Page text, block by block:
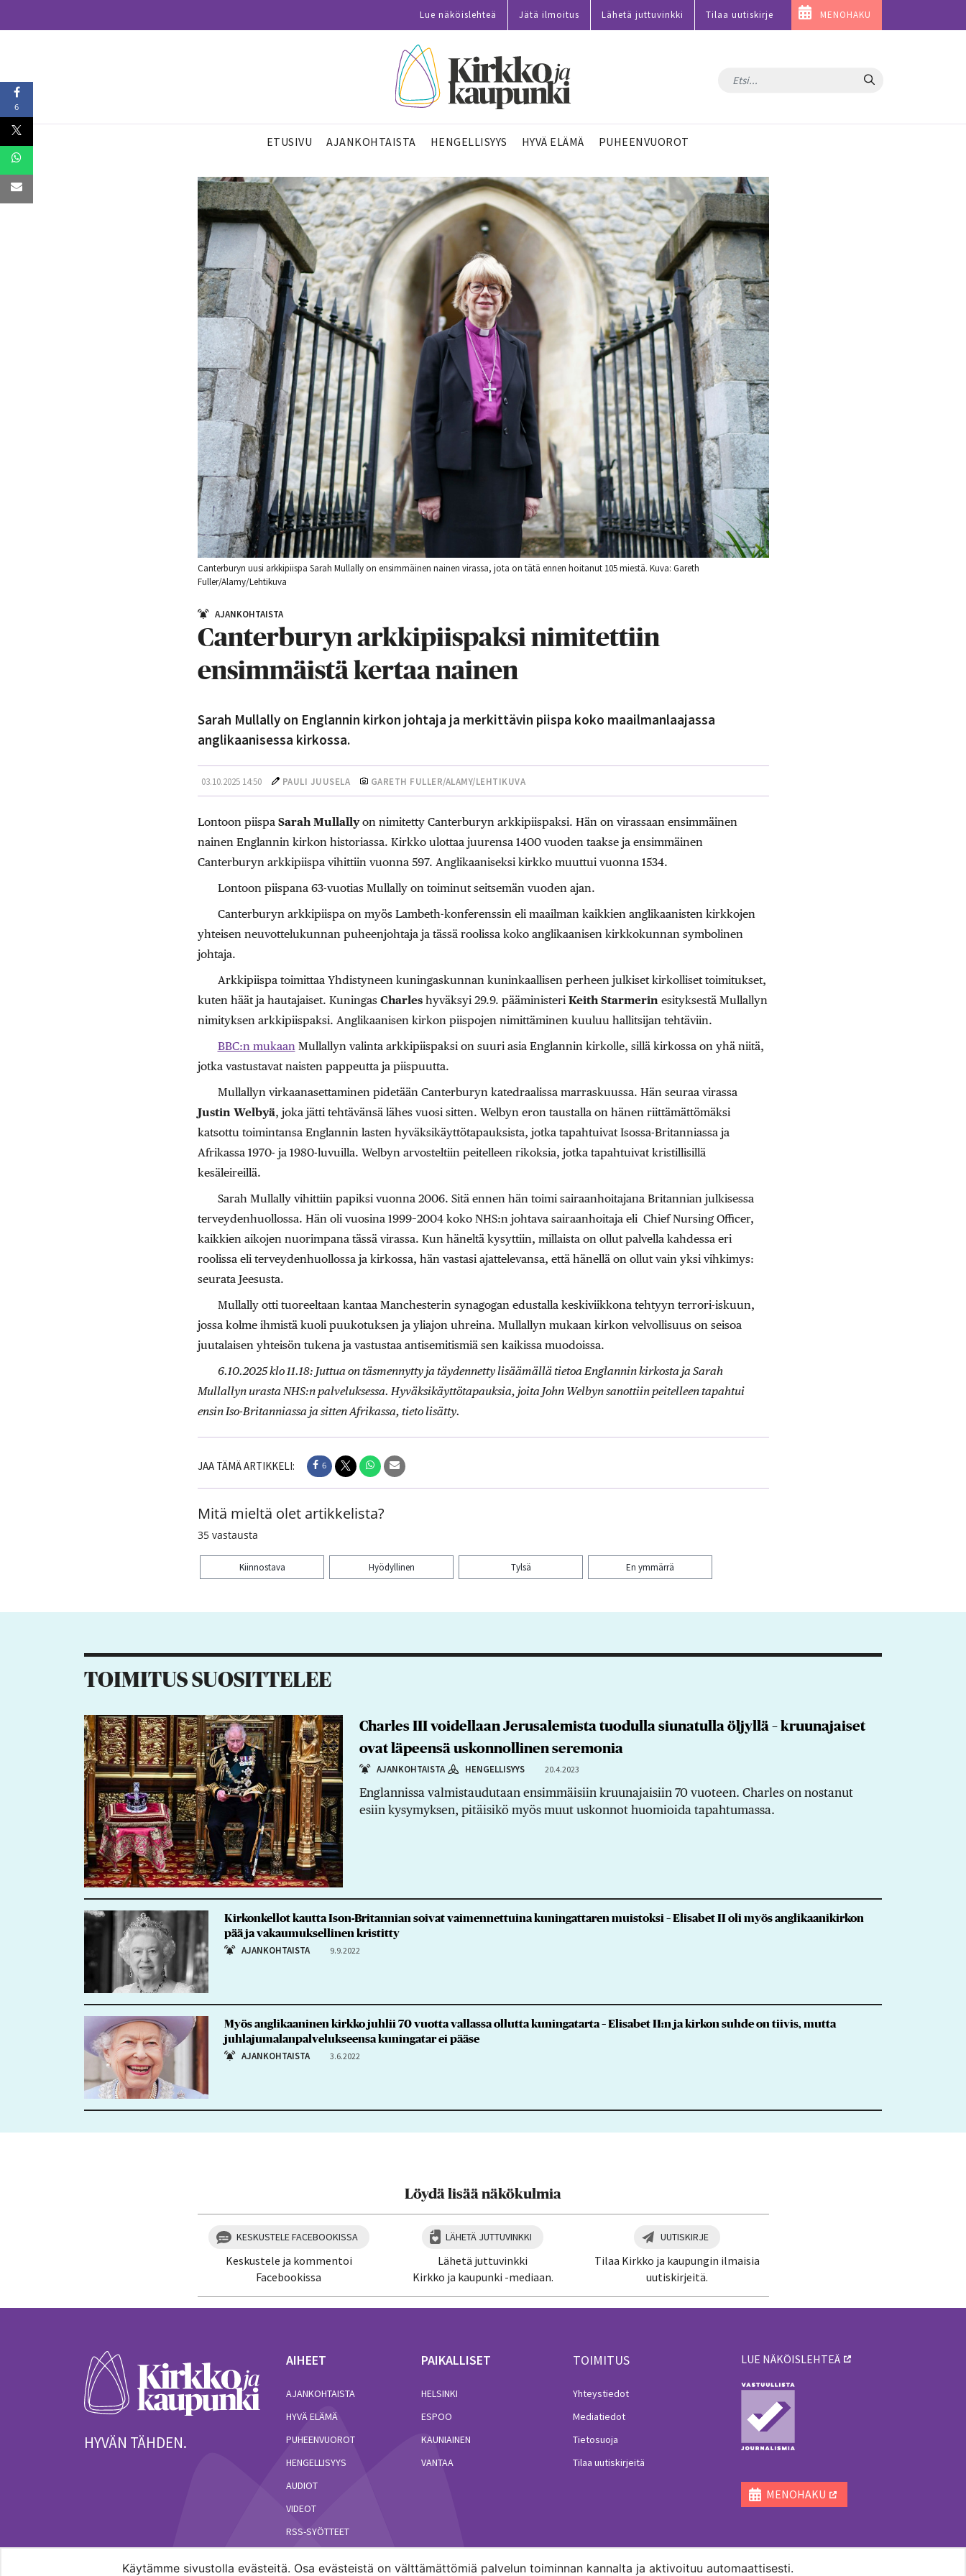
Käytämme sivustolla evästeitä. Osa evästeistä on välttämättömiä palvelun toiminnan kannalta ja aktivoituu automaattisesti.
Lue näköislehteä Jätä ilmoitus Lähetä juttuvinkki Tilaa uutiskirje MENOHAKU
Hae
ETUSIVU AJANKOHTAISTA HENGELLISYYS HYVÄ ELÄMÄ PUHEENVUOROT
Canterburyn uusi arkkipiispa Sarah Mullally on ensimmäinen nainen virassa, jota on tätä ennen hoitanut 105 miestä. Kuva: Gareth
Fuller/Alamy/Lehtikuva
AJANKOHTAISTA
Canterburyn arkkipiispaksi nimitettiin
ensimmäistä kertaa nainen
Sarah Mullally on Englannin kirkon johtaja ja merkittävin piispa koko maailmanlaajassa
anglikaanisessa kirkossa.
03.10.2025 14:50 PAULI JUUSELA GARETH FULLER/ALAMY/LEHTIKUVA
Lontoon piispa Sarah Mullallyon nimitetty Canterburyn arkkipiispaksi. Hän on virassaan ensimmäinen
nainen Englannin kirkon historiassa. Kirkko ulottaa juurensa 1400 vuoden taakse ja ensimmäinen
Canterburyn arkkipiispa vihittiin vuonna 597. Anglikaaniseksi kirkko muuttui vuonna 1534.
Lontoon piispana 63-vuotias Mullally on toiminut seitsemän vuoden ajan.
Canterburyn arkkipiispa on myös Lambeth-konferenssin eli maailman kaikkien anglikaanisten kirkkojen
yhteisen neuvottelukunnan puheenjohtaja ja tässä roolissa koko anglikaanisen kirkkokunnan symbolinen
johtaja.
Arkkipiispa toimittaa Yhdistyneen kuningaskunnan kuninkaallisen perheen julkiset kirkolliset toimitukset,
kuten häät ja hautajaiset. Kuningas Charles hyväksyi 29.9. pääministeri Keith Starmerinesityksestä Mullallyn
nimityksen arkkipiispaksi. Anglikaanisen kirkon piispojen nimittäminen kuuluu hallitsijan tehtäviin.
BBC:n mukaanMullallyn valinta arkkipiispaksi on suuri asia Englannin kirkolle, sillä kirkossa on yhä niitä,
jotka vastustavat naisten pappeutta ja piispuutta.
Mullallyn virkaanasettaminen pidetään Canterburyn katedraalissa marraskuussa. Hän seuraa virassa
Justin Welbyä, joka jätti tehtävänsä lähes vuosi sitten. Welbyn eron taustalla on hänen riittämättömäksi
katsottu toimintansa Englannin lasten hyväksikäyttötapauksista, jotka tapahtuivat Isossa-Britanniassa ja
Afrikassa 1970- ja 1980-luvuilla. Welbyn arvosteltiin peitelleen rikoksia, jotka tapahtuivat kristillisillä
kesäleireillä.
Sarah Mullally vihittiin papiksi vuonna 2006. Sitä ennen hän toimi sairaanhoitajana Britannian julkisessa
terveydenhuollossa. Hän oli vuosina 1999–2004 koko NHS:n johtava sairaanhoitaja eli Chief Nursing Officer,
kaikkien aikojen nuorimpana tässä virassa. Kun häneltä kysyttiin, millaista on ollut palvella kahdessa eri
roolissa eli terveydenhuollossa ja kirkossa, hän vastasi ajattelevansa, että hänellä on ollut vain yksi vihkimys:
seurata Jeesusta.
Mullally otti tuoreeltaan kantaa Manchesterin synagogan edustalla keskiviikkona tehtyyn terrori-iskuun,
jossa kolme ihmistä kuoli puukotuksen ja yliajon uhreina. Mullallyn mukaan kirkon velvollisuus on seisoa
juutalaisen yhteisön tukena ja vastustaa antisemitismiä sen kaikissa muodoissa.
6.10.2025 klo 11.18: Juttua on täsmennytty ja täydennetty lisäämällä tietoa Englannin kirkosta ja Sarah
Mullallyn urasta NHS:n palveluksessa. Hyväksikäyttötapauksia, joita John Welbyn sanottiin peitelleen tapahtui
ensin Iso-Britanniassa ja sitten Afrikassa, tieto lisätty.
JAA TÄMÄ ARTIKKELI: 6
Mitä mieltä olet artikkelista?
35 vastausta
Kiinnostava Hyödyllinen Tylsä En ymmärrä
6
TOIMITUS SUOSITTELEE
Charles III voidellaan Jerusalemista tuodulla siunatulla öljyllä – kruunajaiset
ovat läpeensä uskonnollinen seremonia
AJANKOHTAISTA HENGELLISYYS 20.4.2023
Englannissa valmistaudutaan ensimmäisiin kruunajaisiin 70 vuoteen. Charles on nostanut
esiin kysymyksen, pitäisikö myös muut uskonnot huomioida tapahtumassa.
Kirkonkellot kautta Ison-Britannian soivat vaimennettuina kuningattaren muistoksi – Elisabet II oli myös anglikaanikirkon
pää ja vakaumuksellinen kristitty
AJANKOHTAISTA 9.9.2022
Myös anglikaaninen kirkko juhlii 70 vuotta vallassa ollutta kuningatarta – Elisabet II:n ja kirkon suhde on tiivis, mutta
juhlajumalanpalvelukseensa kuningatar ei pääse
AJANKOHTAISTA 3.6.2022
Löydä lisää näkökulmia
KESKUSTELE FACEBOOKISSA
Keskustele ja kommentoi
Facebookissa
LÄHETÄ JUTTUVINKKI
Lähetä juttuvinkki
Kirkko ja kaupunki -mediaan.
UUTISKIRJE
Tilaa Kirkko ja kaupungin ilmaisia
uutiskirjeitä.
HYVÄN TÄHDEN.
AIHEET
AJANKOHTAISTA
HYVÄ ELÄMÄ
PUHEENVUOROT
HENGELLISYYS
AUDIOT
VIDEOT
RSS-SYÖTTEET
PAIKALLISET
HELSINKI
ESPOO
KAUNIAINEN
VANTAA
TOIMITUS
Yhteystiedot
Mediatiedot
Tietosuoja
Tilaa uutiskirjeitä
LUE NÄKÖISLEHTEÄ
MENOHAKU